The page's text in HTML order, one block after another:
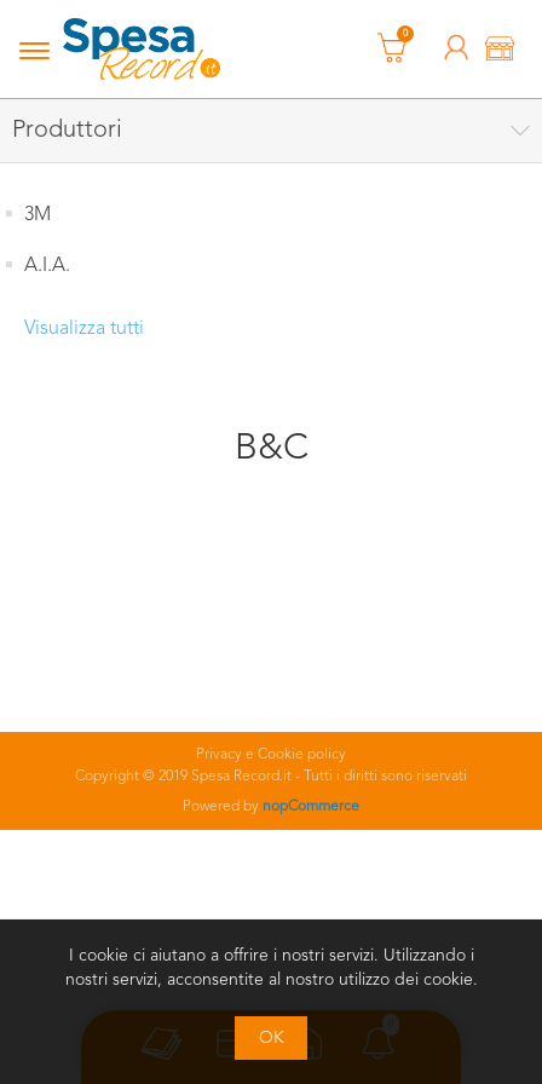
0
Produttori
3M
A.I.A.
Visualizza tutti
B&C
Privacy e Cookie policy
Copyright © 2019 Spesa Record.it - Tutti i diritti sono riservati
Powered by nopCommerce
I cookie ci aiutano a offrire i nostri servizi. Utilizzando i
nostri servizi, acconsentite al nostro utilizzo dei cookie.
OK